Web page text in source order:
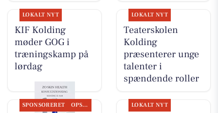
LOKALT NYT
KIF Kolding
møder GOG i
træningskamp på
lørdag
LOKALT NYT
Teaterskolen
Kolding
præsenterer unge
talenter i
spændende roller
SPONSORERET OPSLAGSTAVLEN LOKALT NYT